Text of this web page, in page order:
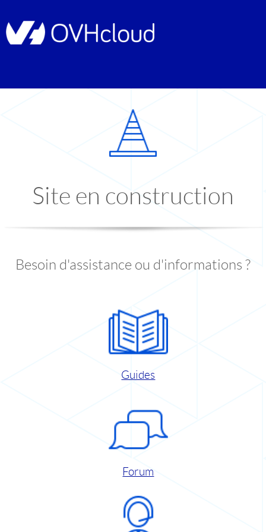
Site en construction
Besoin d'assistance ou d'informations ?
Guides
Forum